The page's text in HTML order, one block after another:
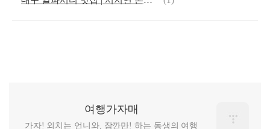
여행가자매
가자! 외치는 언니와, 잠깐만! 하는 동생의 여행